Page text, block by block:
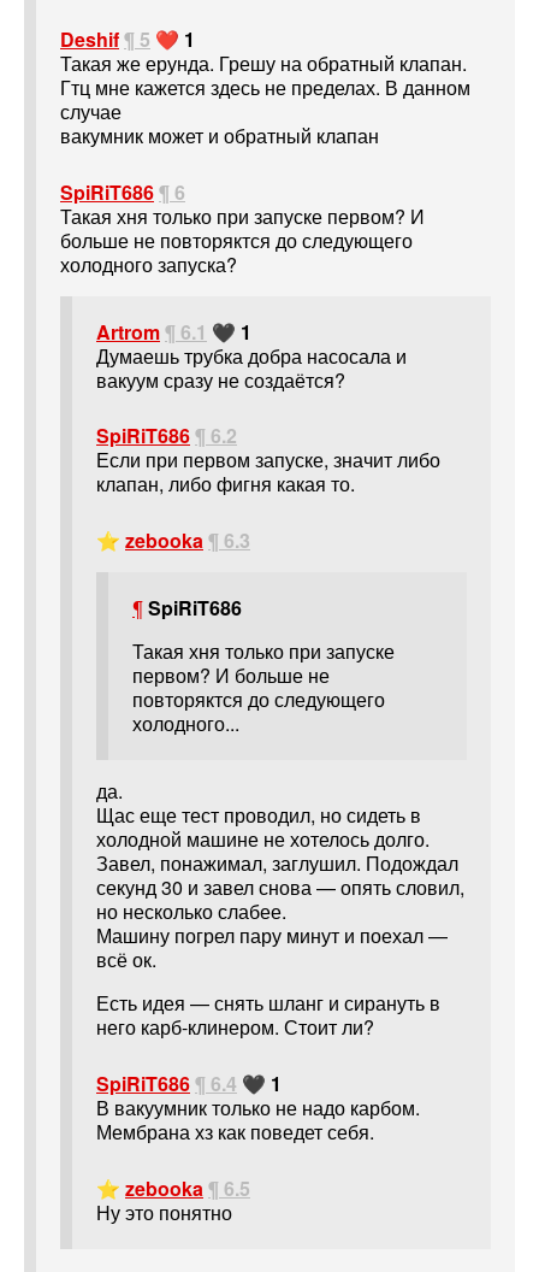
Deshif¶ 5 ❤️ 1
Такая же ерунда. Грешу на обратный клапан.
Гтц мне кажется здесь не пределах. В данном
случае
вакумник может и обратный клапан
SpiRiT686¶ 6
Такая хня только при запуске первом? И
больше не повторяктся до следующего
холодного запуска?
Artrom¶ 6.1 🖤 1
Думаешь трубка добра насосала и
вакуум сразу не создаётся?
SpiRiT686¶ 6.2
Если при первом запуске, значит либо
клапан, либо фигня какая то.
⭐ zebooka¶ 6.3
¶SpiRiT686
Такая хня только при запуске
первом? И больше не
повторяктся до следующего
холодного...
да.
Щас еще тест проводил, но сидеть в
холодной машине не хотелось долго.
Завел, понажимал, заглушил. Подождал
секунд 30 и завел снова — опять словил,
но несколько слабее.
Машину погрел пару минут и поехал —
всё ок.
Есть идея — снять шланг и сирануть в
него карб-клинером. Стоит ли?
SpiRiT686¶ 6.4 🖤 1
В вакуумник только не надо карбом.
Мембрана хз как поведет себя.
⭐ zebooka¶ 6.5
Ну это понятно